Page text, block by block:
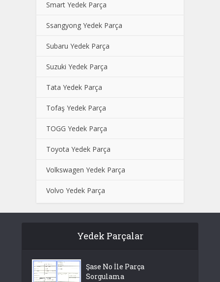
Smart Yedek Parça
Ssangyong Yedek Parça
Subaru Yedek Parça
Suzuki Yedek Parça
Tata Yedek Parça
Tofaş Yedek Parça
TOGG Yedek Parça
Toyota Yedek Parça
Volkswagen Yedek Parça
Volvo Yedek Parça
Yedek Parçalar
Şase No İle Parça
Sorgulama